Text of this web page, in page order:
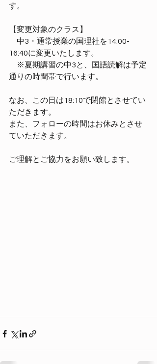
す。
【変更対象のクラス】
中3・通常授業の国理社を14:00-
16:40に変更いたします。
※夏期講習の中3と、国語読解は予定
通りの時間帯で行います。
なお、この日は18:10で閉館とさせてい
ただきます。
また、フォローの時間はお休みとさせ
ていただきます。
ご理解とご協力をお願い致します。